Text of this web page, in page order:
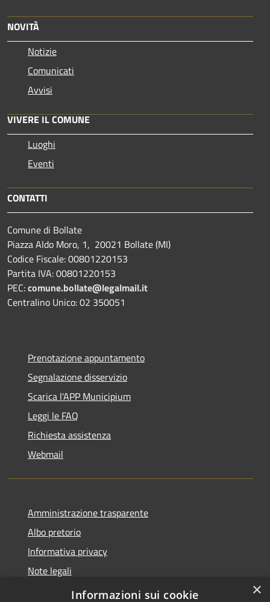
NOVITÀ
Notizie
Comunicati
Avvisi
VIVERE IL COMUNE
Luoghi
Eventi
CONTATTI
Comune di Bollate
Piazza Aldo Moro, 1, 20021 Bollate (MI)
Codice Fiscale: 00801220153
Partita IVA: 00801220153
PEC:comune.bollate@legalmail.it
Centralino Unico: 02 350051
Prenotazione appuntamento
Segnalazione disservizio
Scarica l'APP Municipium
Leggi le FAQ
Richiesta assistenza
Webmail
Amministrazione trasparente
Albo pretorio
Informativa privacy
Note legali
Dichiarazione di accessibilità
×
Informazioni sui cookie